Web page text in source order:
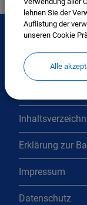
Erklärung zur
Impressum
Datenschutz
lehnen Sie der
Auflistung der
unseren Cookie
Alle